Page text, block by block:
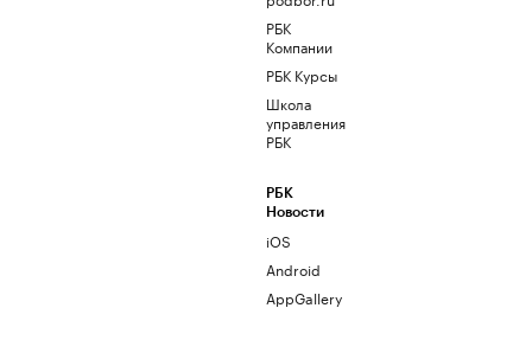
РБК
Компании
РБК Курсы
Школа
управления
РБК
РБК
Новости
iOS
Android
AppGallery